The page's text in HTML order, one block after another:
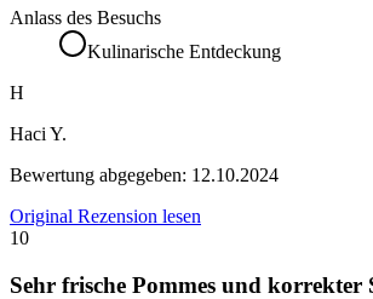
Anlass des Besuchs
Kulinarische Entdeckung
H
Haci Y.
Bewertung abgegeben: 12.10.2024
Original Rezension lesen
10
Sehr frische Pommes und korrekter